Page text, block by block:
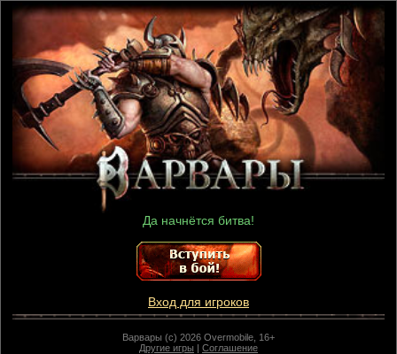
Да начнётся битва!
Вход для игроков
Варвары (c) 2026 Overmobile, 16+
Другие игры | Соглашение